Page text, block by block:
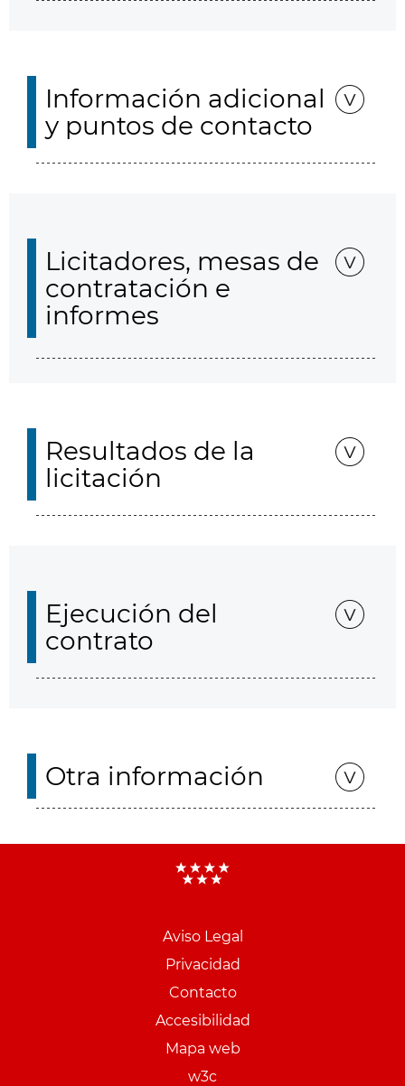
Información adicional
y puntos de contacto
Licitadores, mesas de
contratación e
informes
Resultados de la
licitación
Ejecución del
contrato
Otra información
Aviso Legal
Privacidad
Contacto
Accesibilidad
Mapa web
w3c